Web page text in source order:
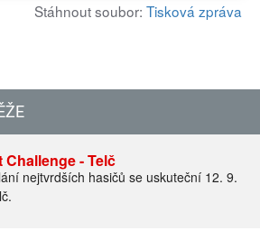
Stáhnout soubor: Tisková zpráva
- Telč
nejtvrdších hasičů se uskuteční 12. 9.